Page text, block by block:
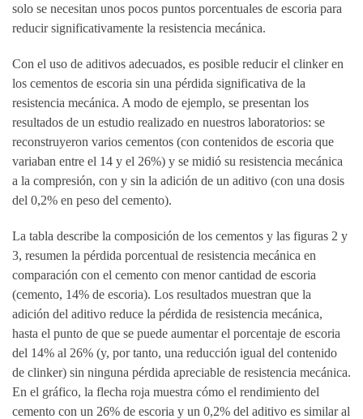
solo se necesitan unos pocos puntos porcentuales de escoria para
reducir significativamente la resistencia mecánica.
Con el uso de aditivos adecuados, es posible reducir el clinker en
los cementos de escoria sin una pérdida significativa de la
resistencia mecánica. A modo de ejemplo, se presentan los
resultados de un estudio realizado en nuestros laboratorios: se
reconstruyeron varios cementos (con contenidos de escoria que
variaban entre el 14 y el 26%) y se midió su resistencia mecánica
a la compresión, con y sin la adición de un aditivo (con una dosis
del 0,2% en peso del cemento).
La tabla describe la composición de los cementos y las figuras 2 y
3, resumen la pérdida porcentual de resistencia mecánica en
comparación con el cemento con menor cantidad de escoria
(cemento, 14% de escoria). Los resultados muestran que la
adición del aditivo reduce la pérdida de resistencia mecánica,
hasta el punto de que se puede aumentar el porcentaje de escoria
del 14% al 26% (y, por tanto, una reducción igual del contenido
de clinker) sin ninguna pérdida apreciable de resistencia mecánica.
En el gráfico, la flecha roja muestra cómo el rendimiento del
cemento con un 26% de escoria y un 0,2% del aditivo es similar al